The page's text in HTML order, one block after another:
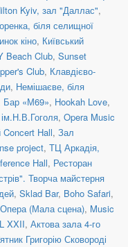
Kyiv, зал "Даллас",
біля селищної
кіно, Київський
Beach Club, Sunset
Club, Клавдієво-
, Немішаєве, біля
Бар «М69», Hookah Love,
, Opera Music
Hall, Зал
project, ТЦ Аркадія,
Hall, Ресторан
Творча майстерня
, Sklad Bar, Boho Safari,
(Мала сцена), Music
XXII, Актова зала 4-го
Григорію Сковороді